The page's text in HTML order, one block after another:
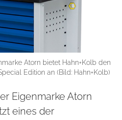
Atorn bietet Hahn+Kolb den
Edition an (Bild: Hahn+Kolb)
Eigenmarke Atorn
eines der